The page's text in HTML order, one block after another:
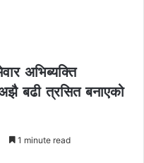
अभिब्यक्ति
बढी त्रसित बनाएको
1 minute read